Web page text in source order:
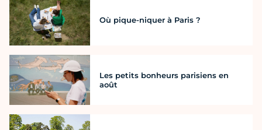
Où pique-niquer à Paris ?
Les petits bonheurs parisiens en
août